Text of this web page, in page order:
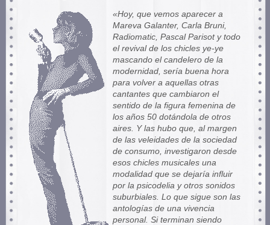
«Hoy, que vemos aparecer a
Mareva Galanter, Carla Bruni,
Radiomatic, Pascal Parisot y todo
el revival de los chicles ye-ye
mascando el candelero de la
modernidad, sería buena hora
para volver a aquellas otras
cantantes que cambiaron el
sentido de la figura femenina de
los años 50 dotándola de otros
aires. Y las hubo que, al margen
de las veleidades de la sociedad
de consumo, investigaron desde
esos chicles musicales una
modalidad que se dejaría influir
por la psicodelia y otros sonidos
suburbiales. Lo que sigue son las
antologías de una vivencia
personal. Si terminan siendo